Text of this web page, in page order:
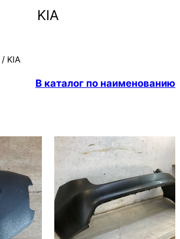
KIA
/ KIA
В каталог по наименованию